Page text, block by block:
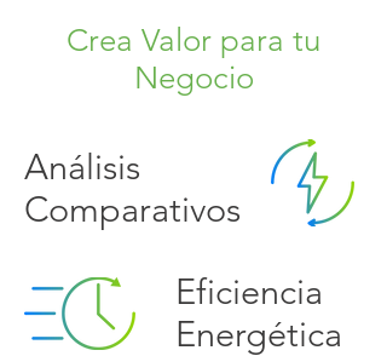
Crea Valor para tu
Negocio
Análisis
Comparativos
Eficiencia
Energética